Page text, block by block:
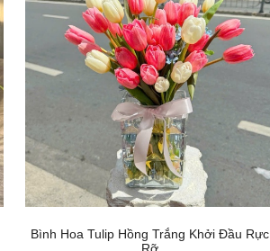
Bình Hoa Tulip Hồng Trắng Khởi Đầu Rực